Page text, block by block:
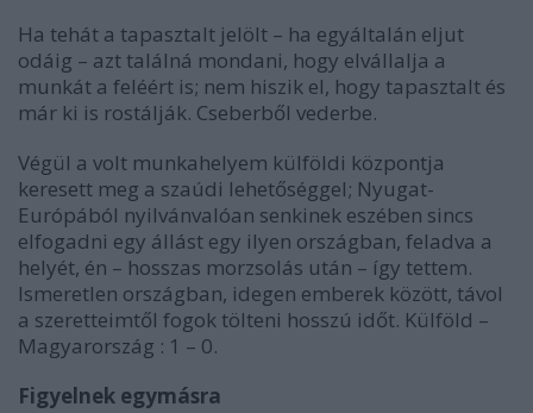
Ha tehát a tapasztalt jelölt – ha egyáltalán eljut
odáig – azt találná mondani, hogy elvállalja a
munkát a feléért is; nem hiszik el, hogy tapasztalt és
már ki is rostálják. Cseberből vederbe.
Végül a volt munkahelyem külföldi központja
keresett meg a szaúdi lehetőséggel; Nyugat-
Európából nyilvánvalóan senkinek eszében sincs
elfogadni egy állást egy ilyen országban, feladva a
helyét, én – hosszas morzsolás után – így tettem.
Ismeretlen országban, idegen emberek között, távol
a szeretteimtől fogok tölteni hosszú időt. Külföld –
Magyarország : 1 – 0.
Figyelnek egymásra